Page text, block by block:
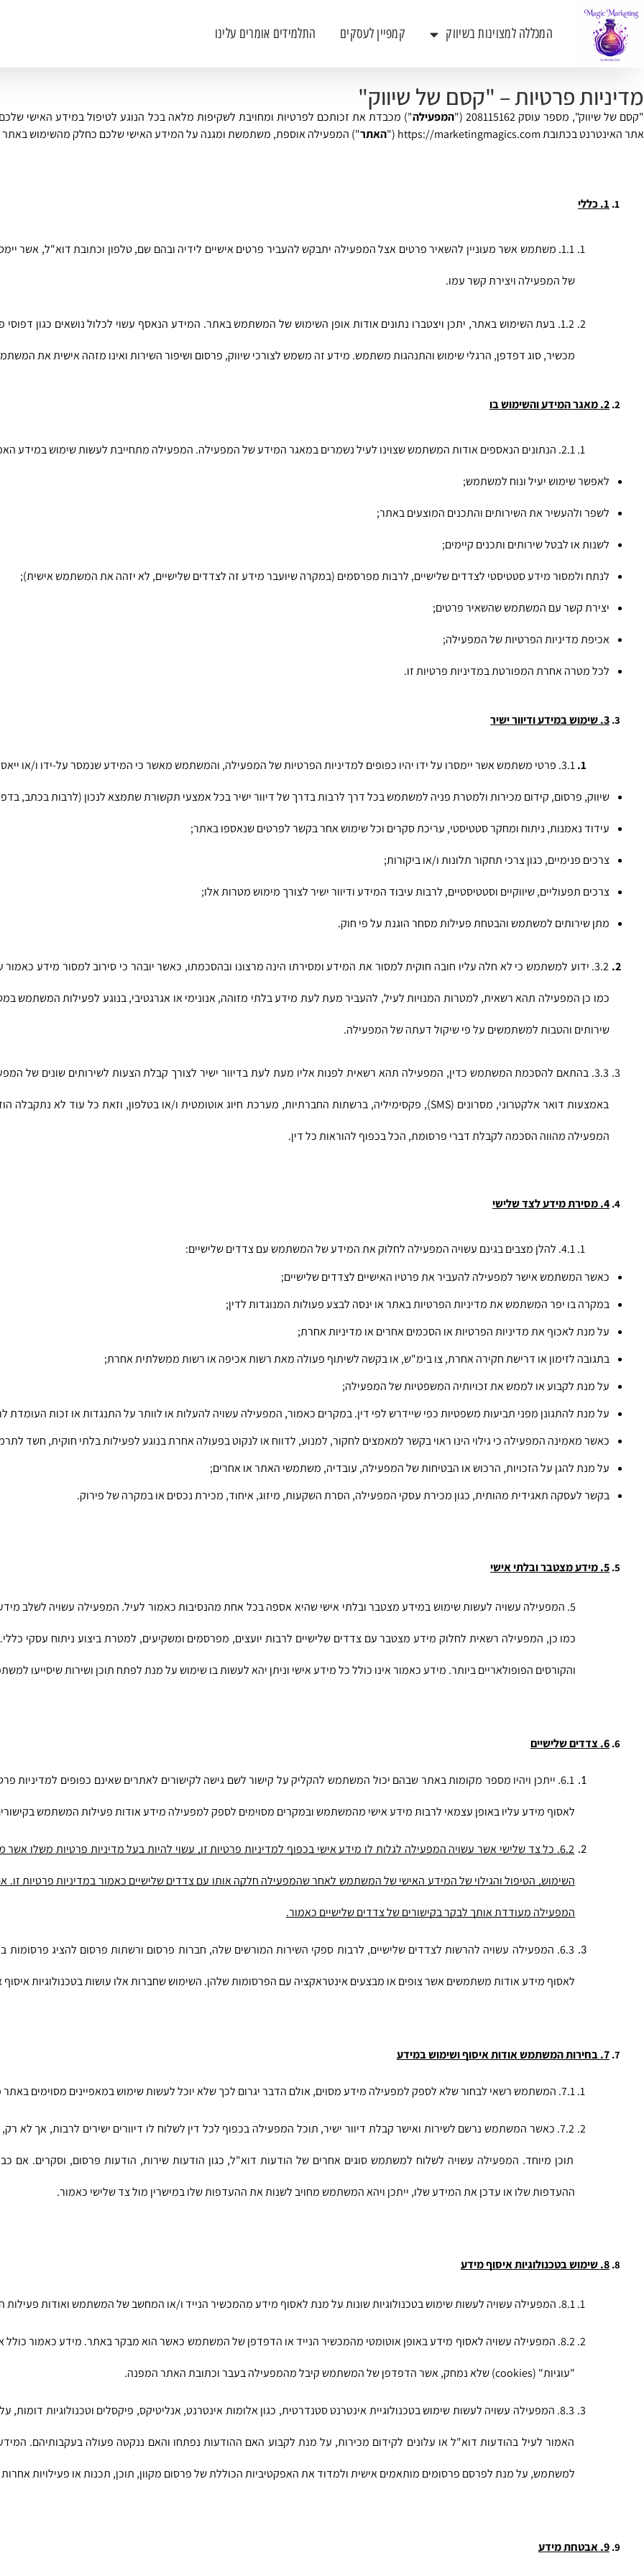
המכללה למצוינות בשיווק קמפיין לעסקים התלמידים אומרים עלינו
מדיניות פרטיות – "קסם של שיווק"
"קסם של שיווק", מספר עוסק 208115162 (" המפעילה") מכבדת את זכותכם לפרטיות ומחויבת לשקיפות מלאה בכל הנוגע לטיפול במידע האישי
אתר האינטרנט בכתובת https://marketingmagics.com ("
האתר") המפעילה אוספת, משתמשת ומגנה על המידע האישי שלכם כחלק מהשימוש באתר
1. כללי
של המפעילה ויצירת קשר עמו.
מכשיר, סוג דפדפן, הרגלי שימוש והתנהגות משתמש. מידע זה משמש לצורכי שיווק, פרסום ושיפור השירות ואינו מזהה אישית את
2. מאגר המידע והשימוש בו
2.1. הנתונים הנאספים אודות המשתמש שצוינו לעיל נשמרים במאגר המידע של המפעילה. המפעילה מתחייבת לעשות שימוש במידע האמור על פי מדיניות פרטיות זו ו/או על פי הוראות כל דין ולשם המטרות הבאות:
לאפשר שימוש יעיל ונוח למשתמש;
לשפר ולהעשיר את השירותים והתכנים המוצעים באתר;
לשנות או לבטל שירותים ותכנים קיימים;
לנתח ולמסור מידע סטטיסטי לצדדים שלישיים, לרבות מפרסמים (במקרה שיועבר מידע זה לצדדים שלישיים, לא יזהה את המשתמש אישית);
יצירת קשר עם המשתמש שהשאיר פרטים;
אכיפת מדיניות הפרטיות של המפעילה;
לכל מטרה אחרת המפורטת במדיניות פרטיות זו.
3. שימוש במידע ודיוור ישיר
3.1. פרטי משתמש אשר יימסרו על ידו יהיו כפופים למדיניות הפרטיות של המפעילה, והמשתמש מאשר כי המידע שנמסר על-ידו ו/או ייאסף אודותיו יישמר במאגר המידע של המפעילה לצרכים הבאים:
שיווק, פרסום, קידום מכירות ולמטרת פניה למשתמש בכל דרך לרבות בדרך של דיוור ישיר בכל אמצעי תקשורת שתמצא לנכון (לרבות בכתב,
עידוד נאמנות, ניתוח ומחקר סטטיסטי, עריכת סקרים וכל שימוש אחר בקשר לפרטים שנאספו באתר;
צרכים פנימיים, כגון צרכי תחקור תלונות ו/או ביקורות;
צרכים תפעוליים, שיווקיים וסטטיסטיים, לרבות עיבוד המידע ודיוור ישיר לצורך מימוש מטרות אלו;
מתן שירותים למשתמש והבטחת פעילות מסחר הוגנת על פי חוק.
שירותים והטבות למשתמשים על פי שיקול דעתה של המפעילה.
המפעילה מהווה הסכמה לקבלת דברי פרסומת, הכל בכפוף להוראות כל דין.
4. מסירת מידע לצד שלישי
4.1. להלן מצבים בגינם עשויה המפעילה לחלוק את המידע של המשתמש עם צדדים שלישיים:
כאשר המשתמש אישר למפעילה להעביר את פרטיו האישיים לצדדים שלישיים;
במקרה בו יפר המשתמש את מדיניות הפרטיות באתר או ינסה לבצע פעולות המנוגדות לדין;
על מנת לאכוף את מדיניות הפרטיות או הסכמים אחרים או מדיניות אחרת;
בתגובה לזימון או דרישת חקירה אחרת, צו בימ"ש, או בקשה לשיתוף פעולה מאת רשות אכיפה או רשות ממשלתית אחרת;
על מנת לקבוע או לממש את זכויותיה המשפטיות של המפעילה;
על מנת להתגונן מפני תביעות משפטיות כפי שיידרש לפי דין. במקרים כאמור, המפעילה עשויה להעלות או לוותר על התנגדות או זכות
כאשר מאמינה המפעילה כי גילוי הינו ראוי בקשר למאמצים לחקור, למנוע, לדווח או לנקוט בפעולה אחרת בנוגע לפעילות בלתי חוקית, חשד
על מנת להגן על הזכויות, הרכוש או הבטיחות של המפעילה, עובדיה, משתמשי האתר או אחרים;
בקשר לעסקה תאגידית מהותית, כגון מכירת עסקי המפעילה, הסרת השקעות, מיזוג, איחוד, מכירת נכסים או במקרה של פירוק.
5. מידע מצטבר ובלתי אישי
והקורסים הפופולאריים ביותר. מידע כאמור אינו כולל כל מידע אישי וניתן יהא לעשות בו שימוש על מנת לפתח תוכן ושירות שיסייעו
6. צדדים שלישיים
לאסוף מידע עליו באופן עצמאי לרבות מידע אישי מהמשתמש ובמקרים מסוימים לספק למפעילה מידע אודות פעילות המשתמש
המפעילה מעודדת אותך לבקר בקישורים של צדדים שלישיים כאמור.
לאסוף מידע אודות משתמשים אשר צופים או מבצעים אינטראקציה עם הפרסומות שלהן. השימוש שחברות אלו עושות בטכנולוגיות
7. בחירות המשתמש אודות איסוף ושימוש במידע
7.1. המשתמש רשאי לבחור שלא לספק למפעילה מידע מסוים, אולם הדבר יגרום לכך שלא יוכל לעשות שימוש במאפיינים מסוימים באתר מכיוון שמידע כאמור נדרש כדי שהמפעילה תוכל ליצור עמו קשר.
ההעדפות שלו או עדכן את המידע שלו, ייתכן ויהא המשתמש מחויב לשנות את ההעדפות שלו במישרין מול צד שלישי כאמור.
8. שימוש בטכנולוגיות איסוף מידע
8.1. המפעילה עשויה לעשות שימוש בטכנולוגיות שונות על מנת לאסוף מידע מהמכשיר הנייד ו/או המחשב של המשתמש ואודות פעילות המשתמש באתר.
"עוגיות" (cookies) שלא נמחק, אשר הדפדפן של המשתמש קיבל מהמפעילה בעבר וכתובת האתר המפנה.
למשתמש, על מנת לפרסם פרסומים מותאמים אישית ולמדוד את האפקטיביות הכוללת של פרסום מקוון, תוכן, תכנות או פעילויות
9. אבטחת מידע